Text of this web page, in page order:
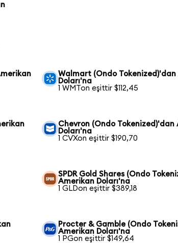
Walmart (Ondo Tokenized)'dan
Doları'na
1 WMTon eşittir $112,45
Chevron (Ondo Tokenized)'dan
Doları'na
1 CVXon eşittir $190,70
SPDR Gold Shares (Ondo
Amerikan Doları'na
1 GLDon eşittir $389,18
Procter & Gamble (Ondo
Amerikan Doları'na
1 PGon eşittir $149,64